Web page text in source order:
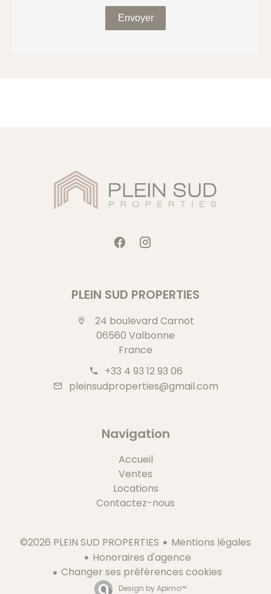
Envoyer
PLEIN SUD PROPERTIES
24 boulevard Carnot
06560 Valbonne
France
+33 4 93 12 93 06
pleinsudproperties@gmail.com
Navigation
Accueil
Ventes
Locations
Contactez-nous
©2026 PLEIN SUD PROPERTIES
Mentions légales
Honoraires d'agence
Changer ses préférences cookies
Design byApimo™